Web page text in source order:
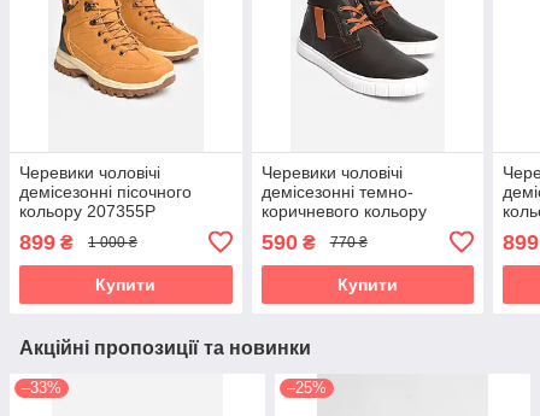
Черевики чоловічі
демісезонні пісочного
кольору 207355P
899 ₴ 1 000 ₴
Купити
Черевики чоловічі
демісезонні темно-
коричневого кольору
590₴ 770 ₴
Купити
899
Акційні пропозиції та новинки
–33% –25%